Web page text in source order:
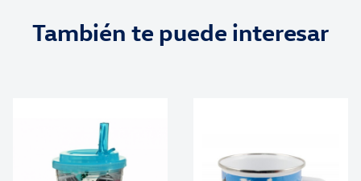
También te puede interesar